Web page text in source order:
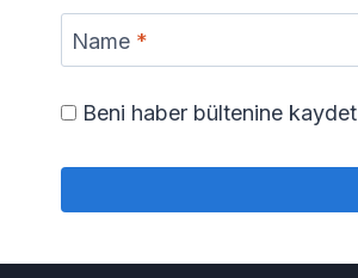
Name *
Beni haber bültenine kaydet